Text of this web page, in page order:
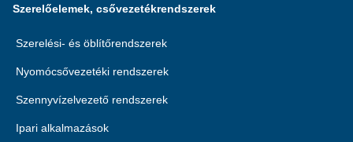
Szerelőelemek, csővezetékrendszerek
Szerelési- és öblítőrendszerek
Nyomócsővezetéki rendszerek
Szennyvízelvezető rendszerek
Ipari alkalmazások